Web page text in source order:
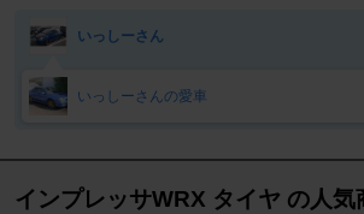
いっしーさん
いっしーさんの愛車
インプレッサWRX タイヤ の人気